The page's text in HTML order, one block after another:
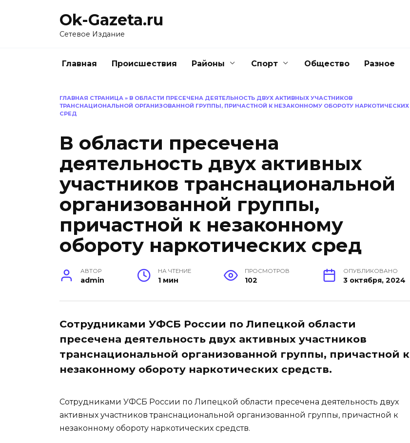
Ok-Gazeta.ru
Сетевое Издание
Главная Происшествия Районы Спорт Общество Разное
ГЛАВНАЯ СТРАНИЦА » В ОБЛАСТИ ПРЕСЕЧЕНА ДЕЯТЕЛЬНОСТЬ ДВУХ АКТИВНЫХ УЧАСТНИКОВ
ТРАНСНАЦИОНАЛЬНОЙ ОРГАНИЗОВАННОЙ ГРУППЫ, ПРИЧАСТНОЙ К НЕЗАКОННОМУ ОБОРОТУ НАРКОТИЧЕСКИХ
СРЕД
В области пресечена
деятельность двух активных
участников транснациональной
организованной группы,
причастной к незаконному
обороту наркотических сред
АВТОР
admin
НА ЧТЕНИЕ
1 мин
ПРОСМОТРОВ
102
ОПУБЛИКОВАНО
3 октября, 2024
Сотрудниками УФСБ России по Липецкой области
пресечена деятельность двух активных участников
транснациональной организованной группы, причастной к
незаконному обороту наркотических средств.
Сотрудниками УФСБ России по Липецкой области пресечена деятельность двух
активных участников транснациональной организованной группы, причастной к
незаконному обороту наркотических средств.